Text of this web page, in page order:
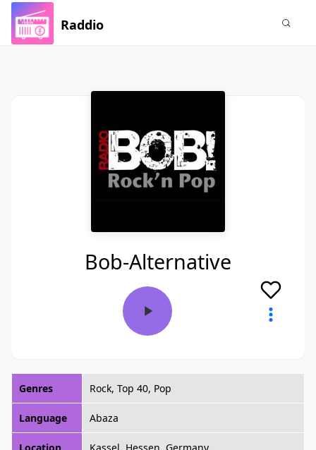
Raddio
Bob-Alternative
Genres Rock, Top 40, Pop
Language Abaza